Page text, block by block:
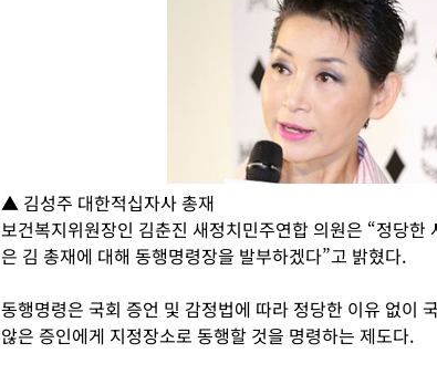
▲ 김성주 대한적십자사 총재
보건복지위원장인 김춘진 새정치민주연합 의원은 “정당한
은 김 총재에 대해 동행명령장을 발부하겠다”고 밝혔다.
동행명령은 국회 증언 및 감정법에 따라 정당한 이유 없이
않은 증인에게 지정장소로 동행할 것을 명령하는 제도다.